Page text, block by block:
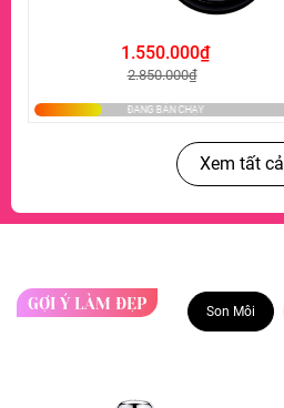
1.550.000₫
2.850.000₫
Xem tất cả
GỢI Ý LÀM ĐẸP Son Môi